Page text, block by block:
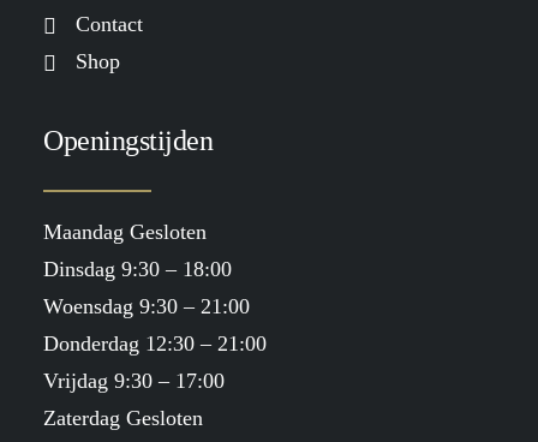
Contact
Shop
Openingstijden
Maandag Gesloten
Dinsdag 9:30 – 18:00
Woensdag 9:30 – 21:00
Donderdag 12:30 – 21:00
Vrijdag 9:30 – 17:00
Zaterdag Gesloten